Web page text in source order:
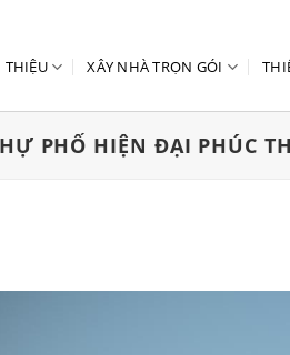
THIỆU XÂY NHÀ TRỌN GÓI
PHỐ HIỆN ĐẠI PHÚC